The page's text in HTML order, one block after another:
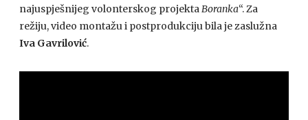
najuspješnijeg volonterskog projektaBoranka“. Za
režiju, video montažu i postprodukciju bila je zaslužna
Iva Gavrilović.